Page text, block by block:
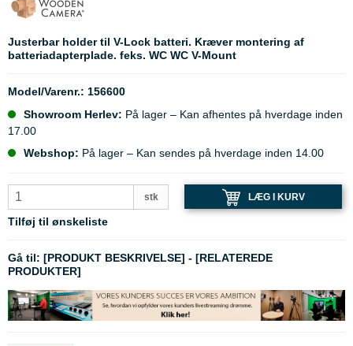
Justerbar holder til V-Lock batteri. Kræver montering af
batteriadapterplade. feks. WC WC V-Mount
Model/Varenr.: 156600
Showroom Herlev: På lager – Kan afhentes på hverdage inden
17.00
Webshop: På lager – Kan sendes på hverdage inden 14.00
stk LÆG I KURV
Tilføj til ønskeliste
Gå til: [PRODUKT BESKRIVELSE] - [RELATEREDE
PRODUKTER]